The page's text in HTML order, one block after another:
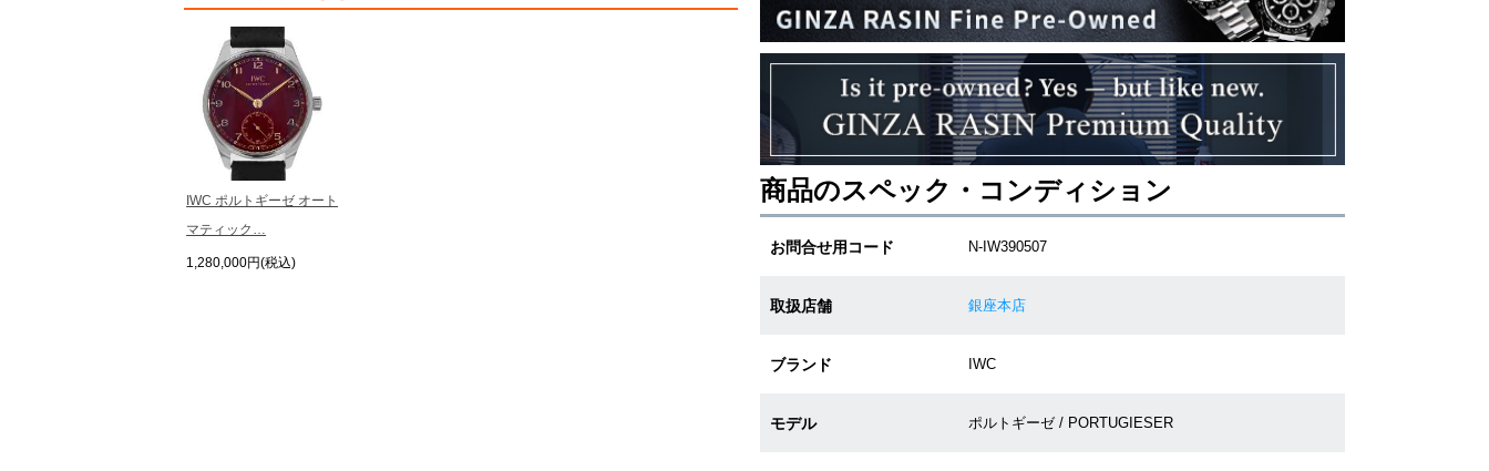
IWC ポルトギーゼ オート
マティック…
1,280,000円(税込)
商品のスペック・コンディション
お問合せ用コード N-IW390507
取扱店舗 銀座本店
ブランド IWC
モデル ポルトギーゼ / PORTUGIESER